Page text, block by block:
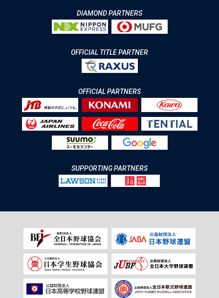
DIAMOND PARTNERS
OFFICIAL TITLE PARTNER
OFFICIAL PARTNERS
SUPPORTING PARTNERS